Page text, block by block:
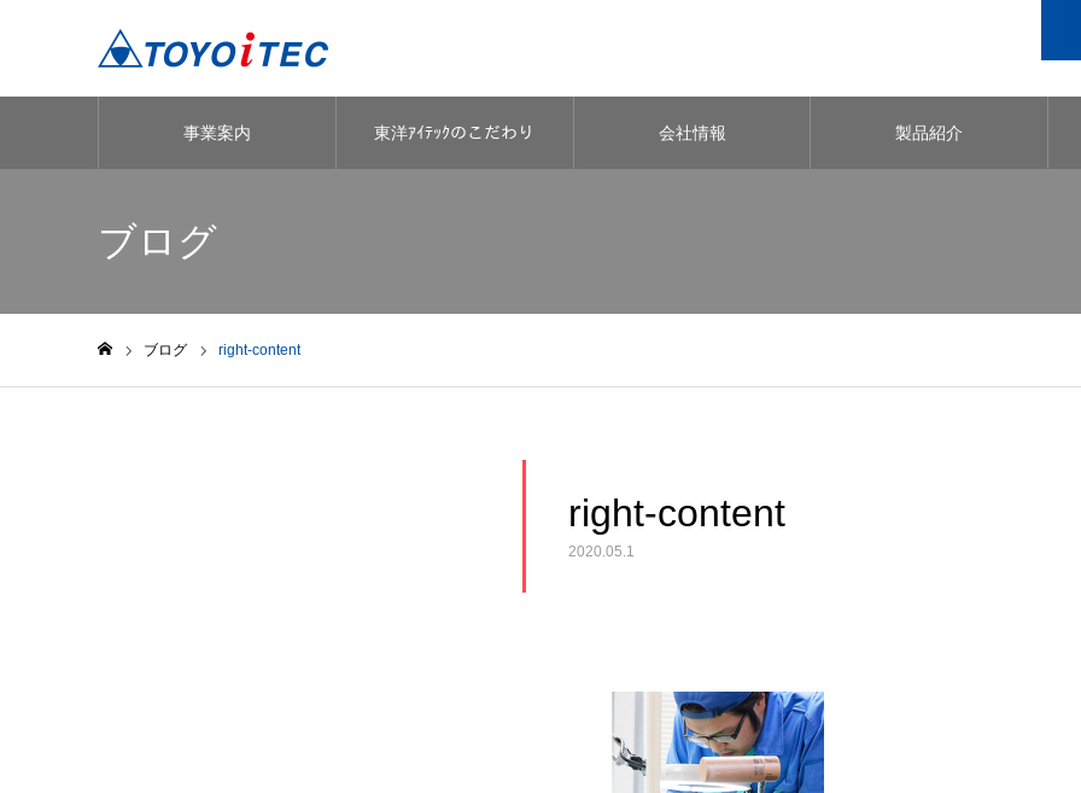
事業案内 東洋ｱｲﾃｯｸのこだわり 会社情報 製品紹介
ブログ
ブログ right-content
right-content
2020.05.1